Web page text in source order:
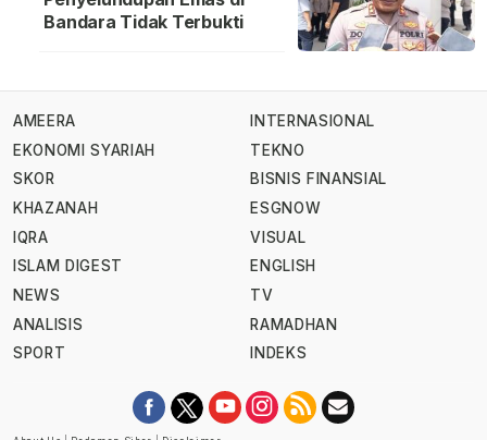
Bandara Tidak Terbukti
AMEERA
EKONOMI SYARIAH
SKOR
KHAZANAH
IQRA
ISLAM DIGEST
NEWS
ANALISIS
SPORT
INTERNASIONAL
TEKNO
BISNIS FINANSIAL
ESGNOW
VISUAL
ENGLISH
TV
RAMADHAN
INDEKS